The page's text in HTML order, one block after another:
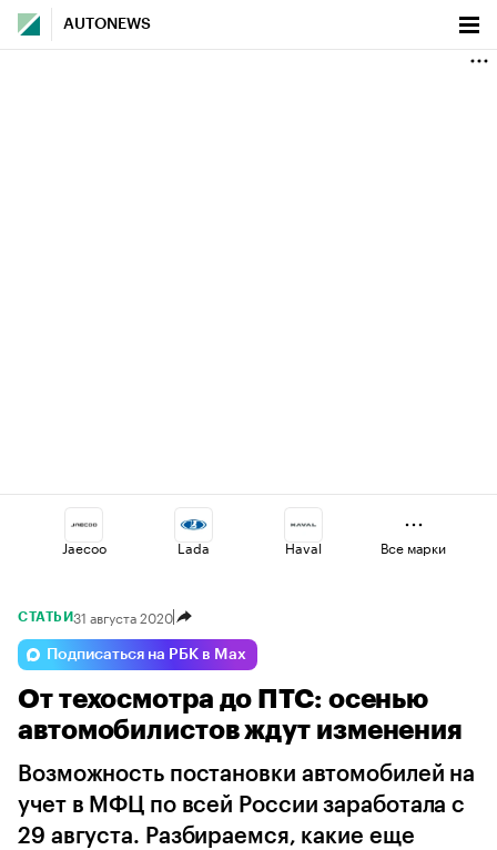
AUTONEWS
Jaecoo Lada Haval
Changan Geely
Voyah Esteo Volga
Все марки
СТАТЬИ31 августа 2020
Подписаться на РБК в Max
От техосмотра до ПТС: осенью
автомобилистов ждут изменения
Возможность постановки автомобилей на
учет в МФЦ по всей России заработала с
29 августа. Разбираемся, какие еще